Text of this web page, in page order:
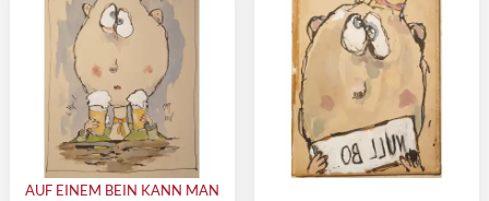
AUF EINEM BEIN KANN MAN